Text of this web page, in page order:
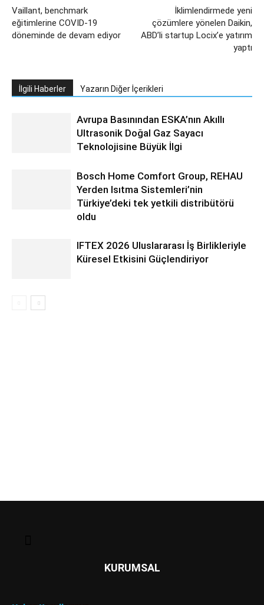
Vaillant, benchmark
eğitimlerine COVID-19
döneminde de devam ediyor
İklimlendirmede yeni
çözümlere yönelen Daikin,
ABD’li startup Locix’e yatırım
yaptı
İlgili Haberler Yazarın Diğer İçerikleri
Avrupa Basınından ESKA’nın Akıllı
Ultrasonik Doğal Gaz Sayacı
Teknolojisine Büyük İlgi
Bosch Home Comfort Group, REHAU
Yerden Isıtma Sistemleri’nin
Türkiye’deki tek yetkili distribütörü
oldu
IFTEX 2026 Uluslararası İş Birlikleriyle
Küresel Etkisini Güçlendiriyor
KURUMSAL